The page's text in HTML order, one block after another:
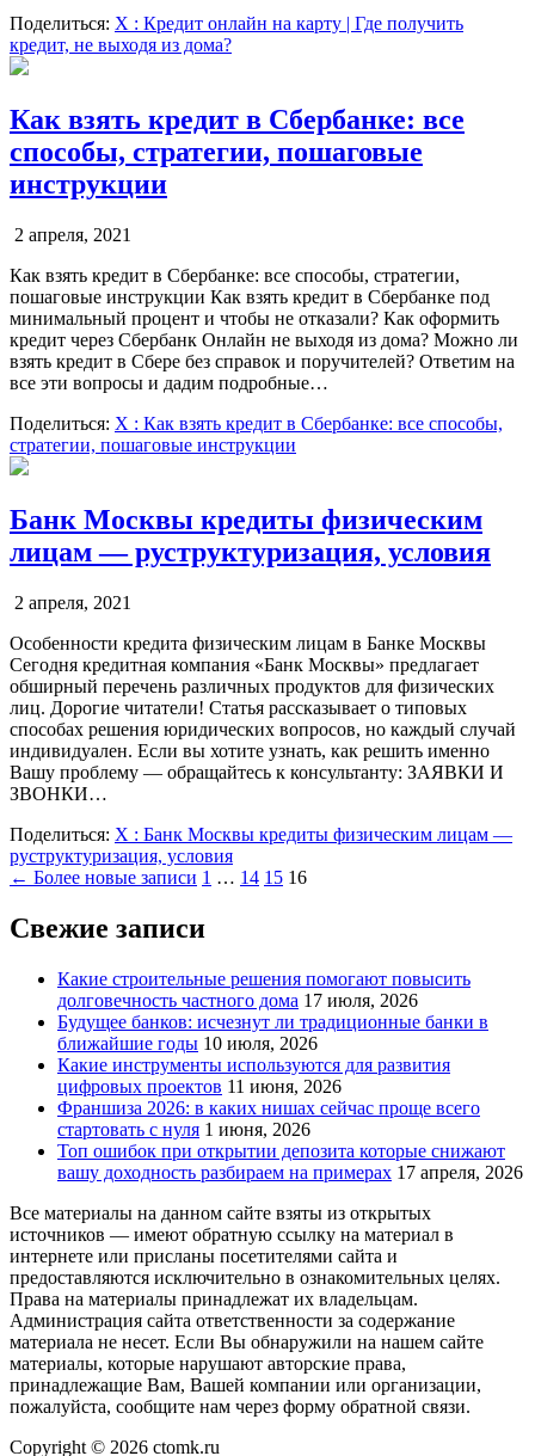
Поделиться: X : Кредит онлайн на карту | Где получить
кредит, не выходя из дома?
Как взять кредит в Сбербанке: все
способы, стратегии, пошаговые
инструкции
2 апреля, 2021
Как взять кредит в Сбербанке: все способы, стратегии,
пошаговые инструкции Как взять кредит в Сбербанке под
минимальный процент и чтобы не отказали? Как оформить
кредит через Сбербанк Онлайн не выходя из дома? Можно ли
взять кредит в Сбере без справок и поручителей? Ответим на
все эти вопросы и дадим подробные…
Поделиться: X : Как взять кредит в Сбербанке: все способы,
стратегии, пошаговые инструкции
Банк Москвы кредиты физическим
лицам — руструктуризация, условия
2 апреля, 2021
Особенности кредита физическим лицам в Банке Москвы
Сегодня кредитная компания «Банк Москвы» предлагает
обширный перечень различных продуктов для физических
лиц. Дорогие читатели! Статья рассказывает о типовых
способах решения юридических вопросов, но каждый случай
индивидуален. Если вы хотите узнать, как решить именно
Вашу проблему — обращайтесь к консультанту: ЗАЯВКИ И
ЗВОНКИ…
Поделиться: X : Банк Москвы кредиты физическим лицам —
руструктуризация, условия
Пагинация
записей
← Более новые записи 1 … 14 15 16
Свежие записи
Какие строительные решения помогают повысить
долговечность частного дома 17 июля, 2026
Будущее банков: исчезнут ли традиционные банки в
ближайшие годы 10 июля, 2026
Какие инструменты используются для развития
цифровых проектов 11 июня, 2026
Франшиза 2026: в каких нишах сейчас проще всего
стартовать с нуля 1 июня, 2026
Топ ошибок при открытии депозита которые снижают
вашу доходность разбираем на примерах 17 апреля, 2026
Все материалы на данном сайте взяты из открытых
источников — имеют обратную ссылку на материал в
интернете или присланы посетителями сайта и
предоставляются исключительно в ознакомительных целях.
Права на материалы принадлежат их владельцам.
Администрация сайта ответственности за содержание
материала не несет. Если Вы обнаружили на нашем сайте
материалы, которые нарушают авторские права,
принадлежащие Вам, Вашей компании или организации,
пожалуйста, сообщите нам через форму обратной связи.
Copyright © 2026 ctomk.ru